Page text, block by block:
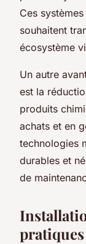
Ces
souhaitent
écosystème
Un autre
est la
produits
achats et en
technologies
durables et
de